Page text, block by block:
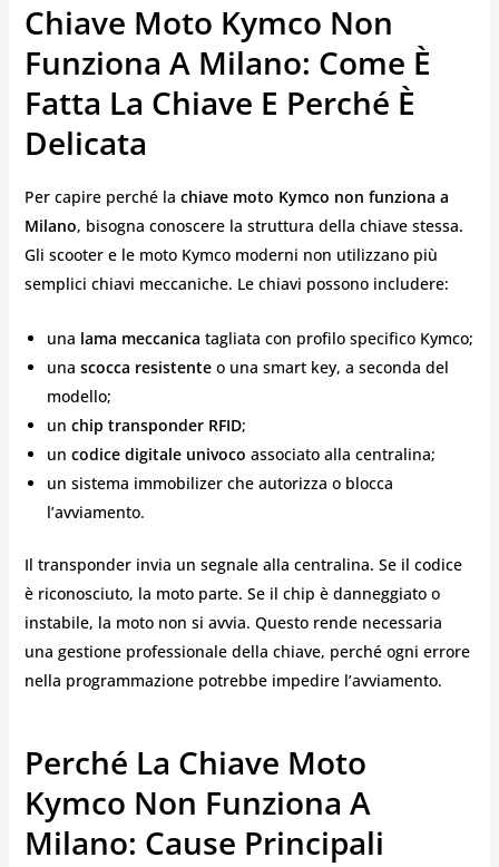
Chiave Moto Kymco Non
Funziona A Milano: Come È
Fatta La Chiave E Perché È
Delicata
Per capire perché la chiave moto Kymco non funziona a
Milano, bisogna conoscere la struttura della chiave stessa.
Gli scooter e le moto Kymco moderni non utilizzano più
semplici chiavi meccaniche. Le chiavi possono includere:
una lama meccanica tagliata con profilo specifico Kymco;
una scocca resistenteo una smart key, a seconda del
modello;
un chip transponder RFID;
un codice digitale univoco associato alla centralina;
un sistema immobilizer che autorizza o blocca
l’avviamento.
Il transponder invia un segnale alla centralina. Se il codice
è riconosciuto, la moto parte. Se il chip è danneggiato o
instabile, la moto non si avvia. Questo rende necessaria
una gestione professionale della chiave, perché ogni errore
nella programmazione potrebbe impedire l’avviamento.
Perché La Chiave Moto
Kymco Non Funziona A
Milano: Cause Principali